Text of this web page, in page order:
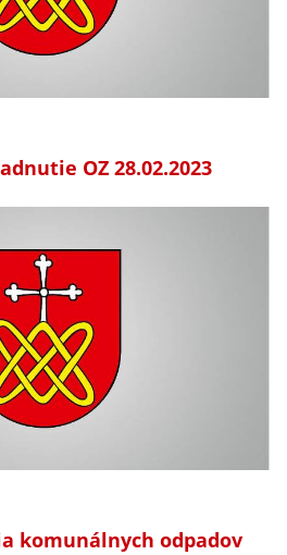
OZ 28.02.2023
komunálnych odpadov